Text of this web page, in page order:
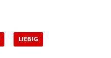
LIEBIG